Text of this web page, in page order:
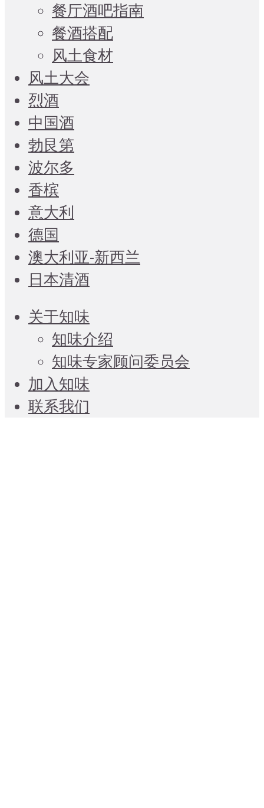
餐厅酒吧指南
餐酒搭配
风土食材
风土大会
烈酒
中国酒
勃艮第
波尔多
香槟
意大利
德国
澳大利亚-新西兰
日本清酒
关于知味
知味介绍
知味专家顾问委员会
加入知味
联系我们